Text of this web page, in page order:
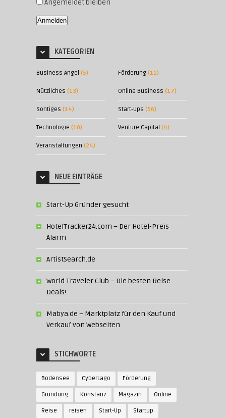
Angemeldet bleiben
Anmelden
KATEGORIEN
Business Angel (5) Förderung(11)
Nützliches (13) Online Business (17)
Sontiges (14) Start-Ups (56)
Technologie (10) Venture Capital (4)
Veranstaltungen (24)
NEUE EINTRÄGE
Start-Up Gründer gesucht
HotelTracker24.com – Der Hotel-Preis
Alarm
ArtistSearch.de
World Traveler Club – Die besten Reise
Deals!
Mabya.de – Marktplatz für den Kauf und
Verkauf von Webseiten
STICHWORTE
Bodensee CyberLago Förderung
Gründung Konstanz Magazin Online
Reise reisen Start-Up Startup